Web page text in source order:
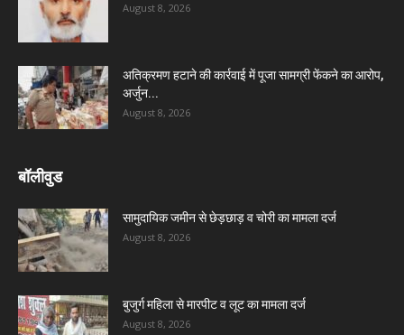
August 8, 2026
अतिक्रमण हटाने की कार्रवाई में पूजा सामग्री फेंकने का आरोप,
अर्जुन...
August 8, 2026
बॉलीवुड
सामुदायिक जमीन से छेड़छाड़ व चोरी का मामला दर्ज
August 8, 2026
बुजुर्ग महिला से मारपीट व लूट का मामला दर्ज
August 8, 2026